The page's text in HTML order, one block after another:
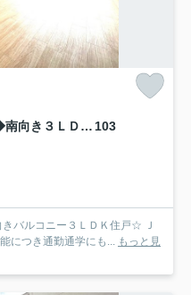
令和７年１０月リフォーム済み◆南向き３ＬＤＫ◆ＪＲ＆京阪２沿線利用可◆グラン・ドムール宇治木幡 103
バルコニー３ＬＤＫ住戸☆ Ｊ
につき通勤通学にも...
もっと見